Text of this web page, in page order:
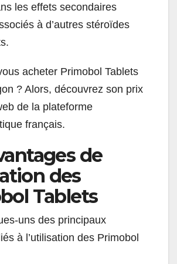
les effets secondaires
à d’autres stéroïdes
acheter Primobol Tablets
? Alors, découvrez son prix
de la plateforme
français.
de
des
Tablets
uns des principaux
à l’utilisation des Primobol